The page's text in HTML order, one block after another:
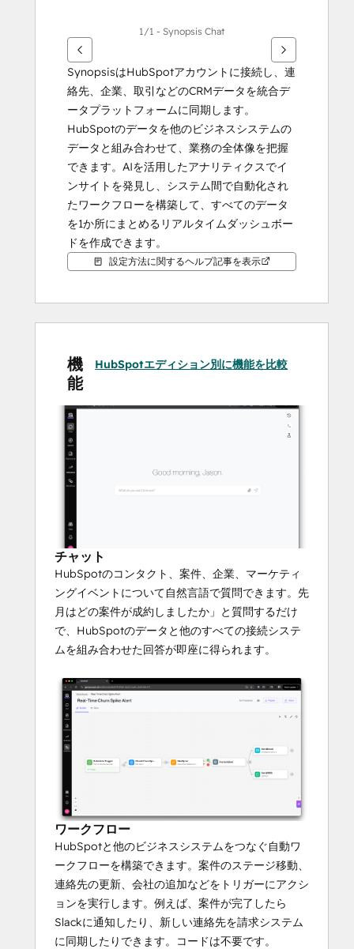
用
し
ま
す
1/1 - Synopsis Chat
SynopsisはHubSpotアカウントに接続し、連
絡先、企業、取引などのCRMデータを統合デ
ータプラットフォームに同期します。
HubSpotのデータを他のビジネスシステムの
データと組み合わせて、業務の全体像を把握
できます。AIを活用したアナリティクスでイ
ンサイトを発見し、システム間で自動化され
たワークフローを構築して、すべてのデータ
を1か所にまとめるリアルタイムダッシュボー
ドを作成できます。
設定方法に関するヘルプ記事を表示
機
能
HubSpotエディション別に機能を比較
チャット
HubSpotのコンタクト、案件、企業、マーケティ
ングイベントについて自然言語で質問できます。先
月はどの案件が成約しましたか」と質問するだけ
で、HubSpotのデータと他のすべての接続システ
ムを組み合わせた回答が即座に得られます。
ワークフロー
HubSpotと他のビジネスシステムをつなぐ自動ワ
ークフローを構築できます。案件のステージ移動、
連絡先の更新、会社の追加などをトリガーにアクシ
ョンを実行します。例えば、案件が完了したら
Slackに通知したり、新しい連絡先を請求システム
に同期したりできます。コードは不要です。